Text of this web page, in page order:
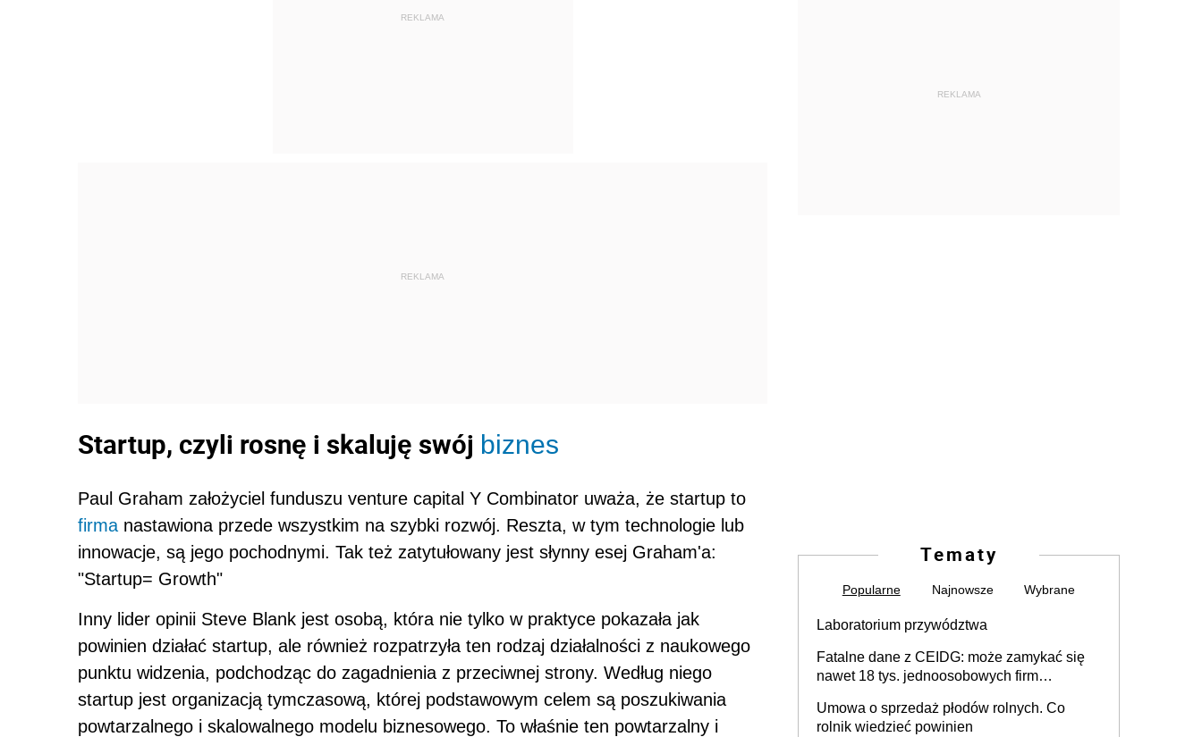
REKLAMA
REKLAMA
Startup, czyli rosnę i skaluję swój biznes
Paul Graham założyciel funduszu venture capital Y Combinator uważa, że startup to
firma nastawiona przede wszystkim na szybki rozwój. Reszta, w tym technologie lub
innowacje, są jego pochodnymi. Tak też zatytułowany jest słynny esej Graham'a:
"Startup= Growth"
Inny lider opinii Steve Blank jest osobą, która nie tylko w praktyce pokazała jak
powinien działać startup, ale również rozpatrzyła ten rodzaj działalności z naukowego
punktu widzenia, podchodząc do zagadnienia z przeciwnej strony. Według niego
startup jest organizacją tymczasową, której podstawowym celem są poszukiwania
powtarzalnego i skalowalnego modelu biznesowego. To właśnie ten powtarzalny i
REKLAMA
Tematy
Popularne Najnowsze Wybrane
Laboratorium przywództwa
Fatalne dane z CEIDG: może zamykać się
nawet 18 tys. jednoosobowych firm
Umowa o sprzedaż płodów rolnych. Co
rolnik wiedzieć powinien